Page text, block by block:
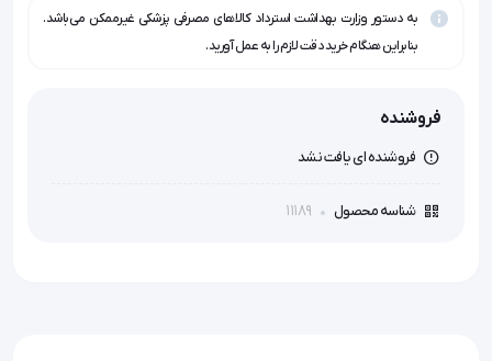
به دستور وزارت بهداشت استرداد کالاهای مصرفی پزشکی غیرممکن می‌باشد.
بنابراین هنگام خرید دقت لازم را به عمل آورید.
فروشنده
فروشنده ای یافت نشد
شناسه محصول 11189